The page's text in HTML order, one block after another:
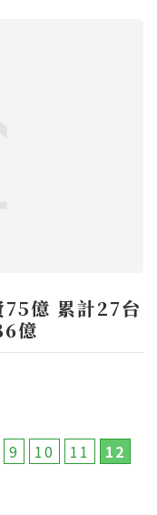
75億 累計27台
億
9 10 11
12